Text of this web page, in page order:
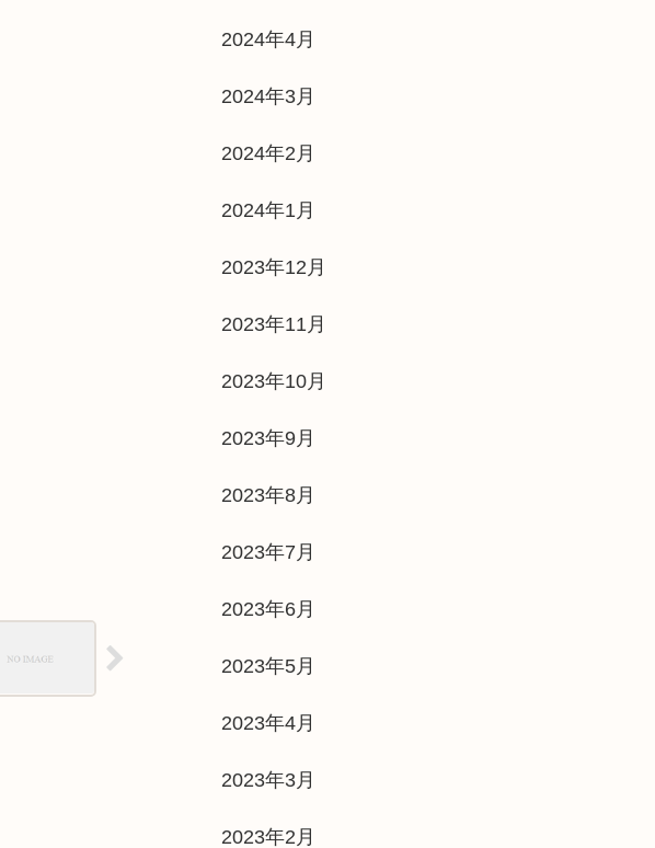
2024年4月
2024年3月
2024年2月
2024年1月
2023年12月
2023年11月
2023年10月
2023年9月
2023年8月
2023年7月
2023年6月
2023年5月
2023年4月
2023年3月
2023年2月